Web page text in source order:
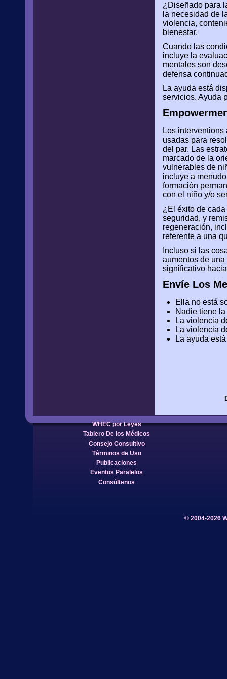
¿Diseñado para
la necesidad de
violencia,
bienestar.
Cuando las
incluye la
mentales son
defensa
La ayuda está
servicios. Ayuda
Los
usadas para
del par. Las
marcado de la
vulnerables de
incluye a
formación
con el niño y/o
¿El éxito de
seguridad, y
regeneración,
referente a una
Incluso si las
aumentos de
significativo
Envíe Los
Ella no está
Nadie tiene
La violencia
La violencia
La ayuda
WHEC por Leyes
Tablero De los Médicos
Consejo Consultivo
Términos de Uso
Publicaciones
Eventos Paralelos
Consúltenos
© 2004-2026